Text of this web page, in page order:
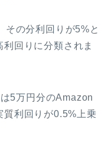
その分利回りが5%と
回りに分類されま
5万円分のAmazon
質利回りが0.5%上乗